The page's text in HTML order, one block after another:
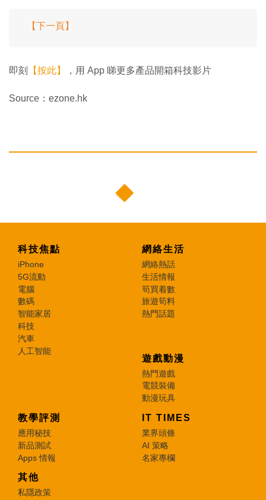
【下一頁】
即刻 【按此】 ，用 App 睇更多產品開箱科技影片
Source：ezone.hk
科技焦點
iPhone
5G流動
電腦
數碼
智能家居
科技
汽車
人工智能
網絡生活
網絡熱話
生活情報
筍買着數
旅遊筍料
熱門話題
遊戲動漫
熱門遊戲
電競裝備
動漫玩具
教學評測
應用秘技
新品測試
Apps 情報
IT TIMES
業界頭條
AI 策略
名家專欄
其他
私隱政策